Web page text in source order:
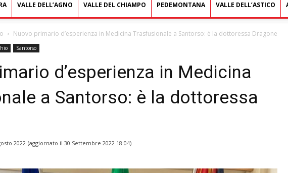
VALLE DELL’AGNO VALLE DEL CHIAMPO PEDEMONTANA VALLE DELL’ASTICO
Nuovo primario d’esperienza in Medicina Trasfusionale a Santorso: è la dottoressa Dragone
Santorso
d’esperienza in Medicina
a Santorso: è la dottoressa
2022 (aggiornato il 30 Settembre 2022 18:04)